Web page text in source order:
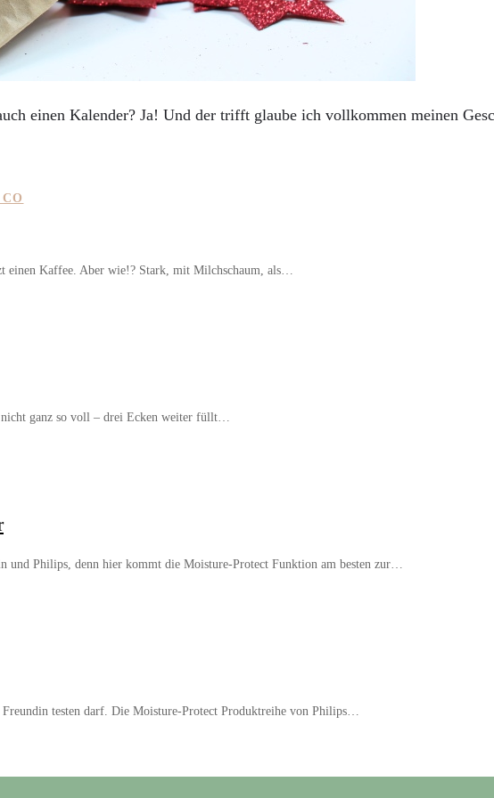
einen Kalender? Ja! Und der trifft glaube ich vollkommen meinen
einen Kaffee. Aber wie!? Stark, mit Milchschaum, als…
ganz so voll – drei Ecken weiter füllt…
und Philips, denn hier kommt die Moisture-Protect Funktion am besten zur…
testen darf. Die Moisture-Protect Produktreihe von Philips…